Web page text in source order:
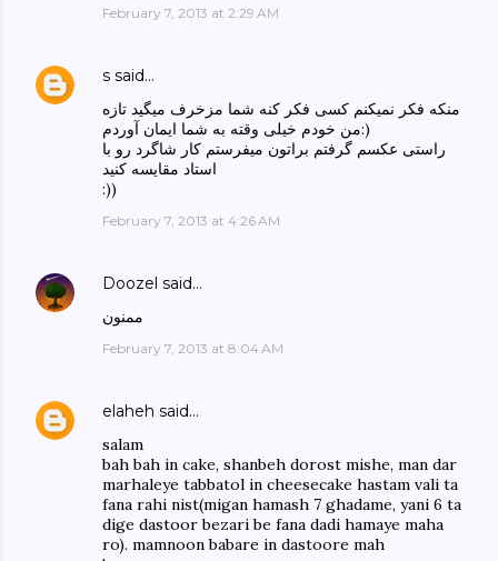
February 7, 2013 at 2:29 AM
s said…
منکه فکر نمیکنم کسی فکر کنه شما مزخرف میگید تازه
من خودم خیلی وقته به شما ایمان آوردم:)
راستی عکسم گرفتم براتون میفرستم کار شاگرد رو با
استاد مقایسه کنید
:))
February 7, 2013 at 4:26 AM
Doozel said…
ممنون
February 7, 2013 at 8:04 AM
elaheh said…
salam
bah bah in cake, shanbeh dorost mishe, man dar
marhaleye tabbatol in cheesecake hastam vali ta
fana rahi nist(migan hamash 7 ghadame, yani 6 ta
dige dastoor bezari be fana dadi hamaye maha
ro). mamnoon babare in dastoore mah